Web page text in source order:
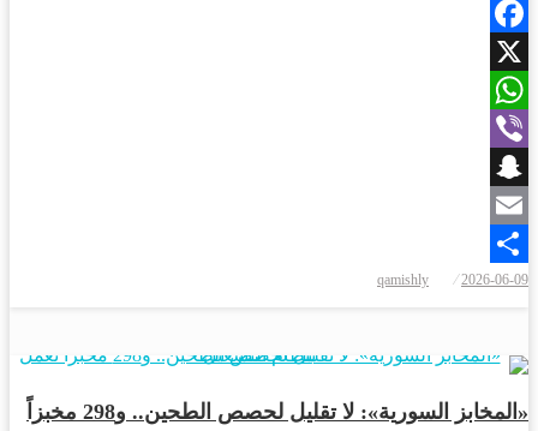
Facebook
X
WhatsApp
Viber
Snapchat
Email
Share
في
2026-06-09
qamishly
«المخابز السورية»: لا تقليل لحصص الطحين.. و298 مخبزاً